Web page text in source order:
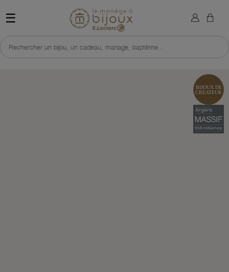
☰ Retour à l'accueil du site
Rechercher un bijou, un cadeau, mariage, baptême...
×